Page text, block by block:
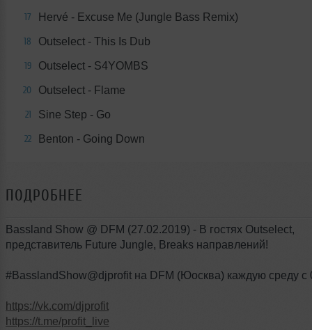
17 Hervé - Excuse Me (Jungle Bass Remix)
18 Outselect - This Is Dub
19 Outselect - S4YOMBS
20 Outselect - Flame
21 Sine Step - Go
22 Benton - Going Down
ПОДРОБНЕЕ
Bassland Show @ DFM (27.02.2019) - В гостях Outselect,
представитель Future Jungle, Breaks направлений!
#BasslandShow@djprofit на DFM (Юосква) каждую среду с
https://vk.com/djprofit
https://t.me/profit_live